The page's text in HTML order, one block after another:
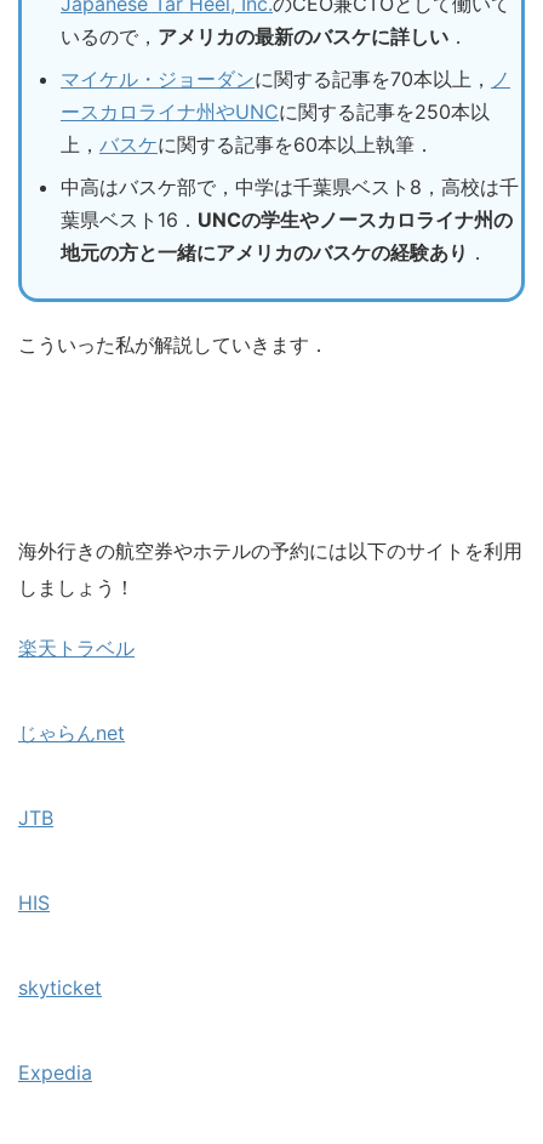
いるので， アメリカの最新のバスケに詳しい ．
マイケル・ジョーダンに関する記事を70本以上， ノ
ースカロライナ州やUNCに関する記事を250本以
上， バスケに関する記事を60本以上執筆．
中高はバスケ部で，中学は千葉県ベスト8，高校は千
葉県ベスト16． UNCの学生やノースカロライナ州の
地元の方と一緒にアメリカのバスケの経験あり ．
こういった私が解説していきます．
海外行きの航空券やホテルの予約には以下のサイトを利用
しましょう！
楽天トラベル
じゃらんnet
JTB
HIS
skyticket
Expedia